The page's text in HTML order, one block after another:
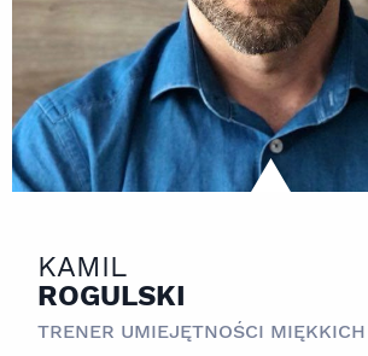
KAMIL
ROGULSKI
TRENER UMIEJĘTNOŚCI MIĘKKICH